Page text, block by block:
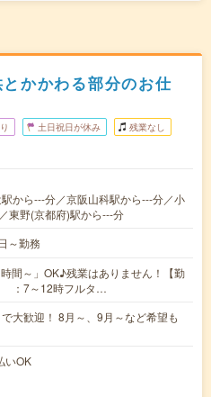
とかかわる部分のお仕
土日祝日が休み 残業なし
から---分／京阪山科駅から---分／小
東野(京都府)駅から---分
～勤務
間～」OK♪残業はありません！【勤
：7～12時フルタ…
で大歓迎！ 8月～、9月～など希望も
OK